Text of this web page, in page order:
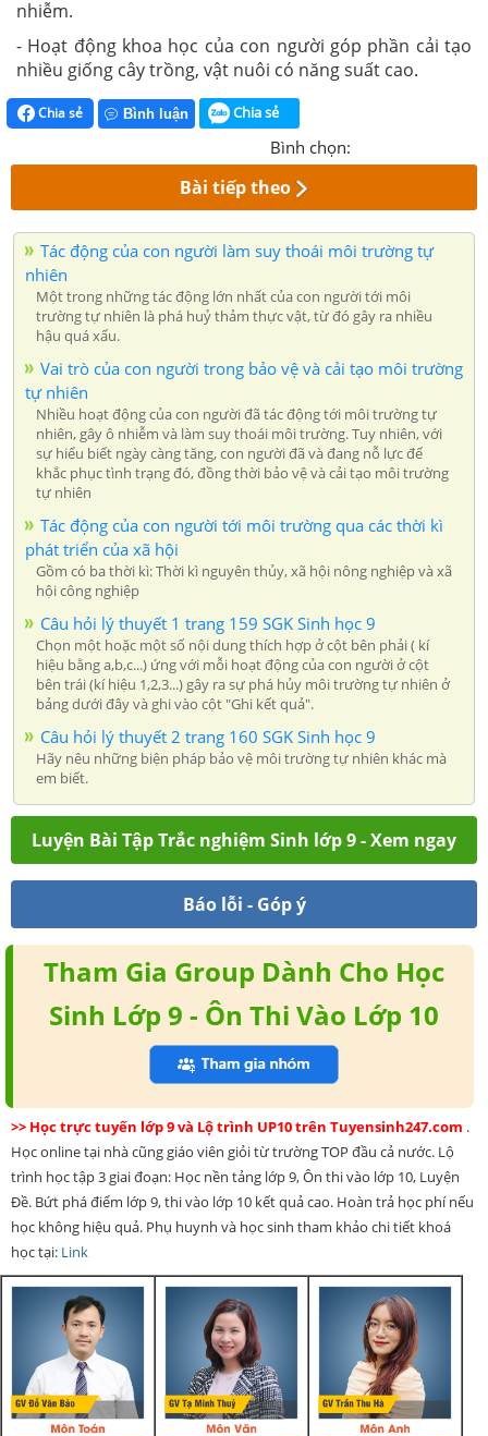
nhiễm.
- Hoạt động khoa học của con người góp phần cải tạo
nhiều giống cây trồng, vật nuôi có năng suất cao.
Chia sẻ Bình luận Chia sẻ
Bình chọn:
Bài tiếp theo
Tác động của con người làm suy thoái môi trường tự
nhiên
Một trong những tác động lớn nhất của con người tới môi
trường tự nhiên là phá huỷ thảm thực vật, từ đó gây ra nhiều
hậu quá xấu.
Vai trò của con người trong bảo vệ và cải tạo môi trường
tự nhiên
Nhiều hoạt động của con người đã tác động tới môi trường tự
nhiên, gây ô nhiễm và làm suy thoái môi trường. Tuy nhiên, với
sự hiểu biết ngày càng tăng, con người đã và đang nỗ lực đế
khắc phục tình trạng đó, đồng thời bảo vệ và cải tạo môi trường
tự nhiên
Tác động của con người tới môi trường qua các thời kì
phát triển của xã hội
Gồm có ba thời kì: Thời kì nguyên thủy, xã hội nông nghiệp và xã
hội công nghiệp
Câu hỏi lý thuyết 1 trang 159 SGK Sinh học 9
Chọn một hoặc một số nội dung thích hợp ở cột bên phải ( kí
hiệu bằng a,b,c...) ứng với mỗi hoạt động của con người ở cột
bên trái (kí hiệu 1,2,3...) gây ra sự phá hủy môi trường tự nhiên ở
bảng dưới đây và ghi vào cột "Ghi kết quả".
Câu hỏi lý thuyết 2 trang 160 SGK Sinh học 9
Hãy nêu những biện pháp bảo vệ môi trường tự nhiên khác mà
em biết.
Luyện Bài Tập Trắc nghiệm Sinh lớp 9 - Xem ngay
Báo lỗi - Góp ý
Tham Gia Group Dành Cho Học
Sinh Lớp 9 - Ôn Thi Vào Lớp 10
>> Học trực tuyến lớp 9 và Lộ trình UP10 trên Tuyensinh247.com .
Học online tại nhà cũng giáo viên giỏi từ trường TOP đầu cả nước. Lộ
trình học tập 3 giai đoạn: Học nền tảng lớp 9, Ôn thi vào lớp 10, Luyện
Đề. Bứt phá điểm lớp 9, thi vào lớp 10 kết quả cao. Hoàn trả học phí nếu
học không hiệu quả. Phụ huynh và học sinh tham khảo chi tiết khoá
học tại: Link